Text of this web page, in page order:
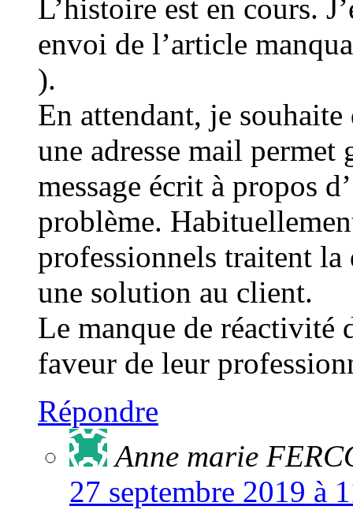
L’histoire est en cours.
envoi de l’article
).
En attendant, je
une adresse mail
message écrit à propos
problème.
professionnels traitent la
une solution au client.
Le manque de réactivité
faveur de leur
Répondre
Anne marie
27 septembre 2019 à